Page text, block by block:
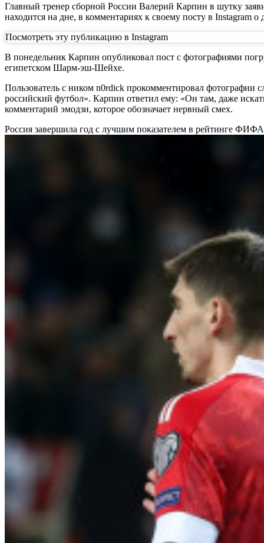
Главный тренер сборной России Валерий Карпин в шутку
находится на дне, в комментариях к своему посту в Instagram о
Посмотреть эту публикацию в Instagram
В понедельник Карпин опубликовал пост с фотографиями
египетском Шарм-эш-Шейхе.
Пользователь с ником n0rdick прокомментировал фотографии
российский футбол». Карпин ответил ему: «Он там, даже
комментарий эмодзи, которое обозначает нервный смех.
Россия завершила год с лучшим показателем в рейтинге